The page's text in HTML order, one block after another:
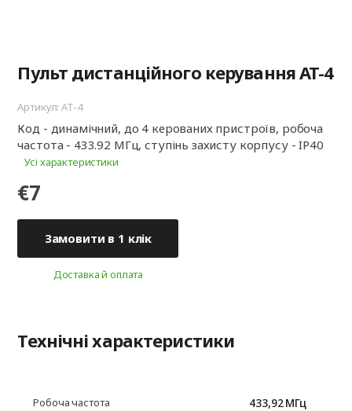
Пульт дистанційного керування AT-4
Артикул: AT-4
Код - динамічний, до 4 керованих пристроїв, робоча
частота - 433.92 МГц, ступінь захисту корпусу - IP40
Усі характеристики
€7
Замовити в 1 клік
Доставка й оплата
Технічні характеристики
Робоча частота 433,92 МГц